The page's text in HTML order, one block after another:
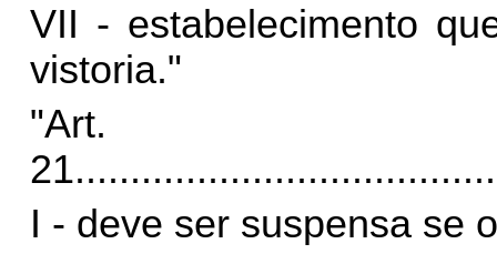
VII - estabelecimento
vistoria."
"Art.
21.
I - deve ser suspensa se